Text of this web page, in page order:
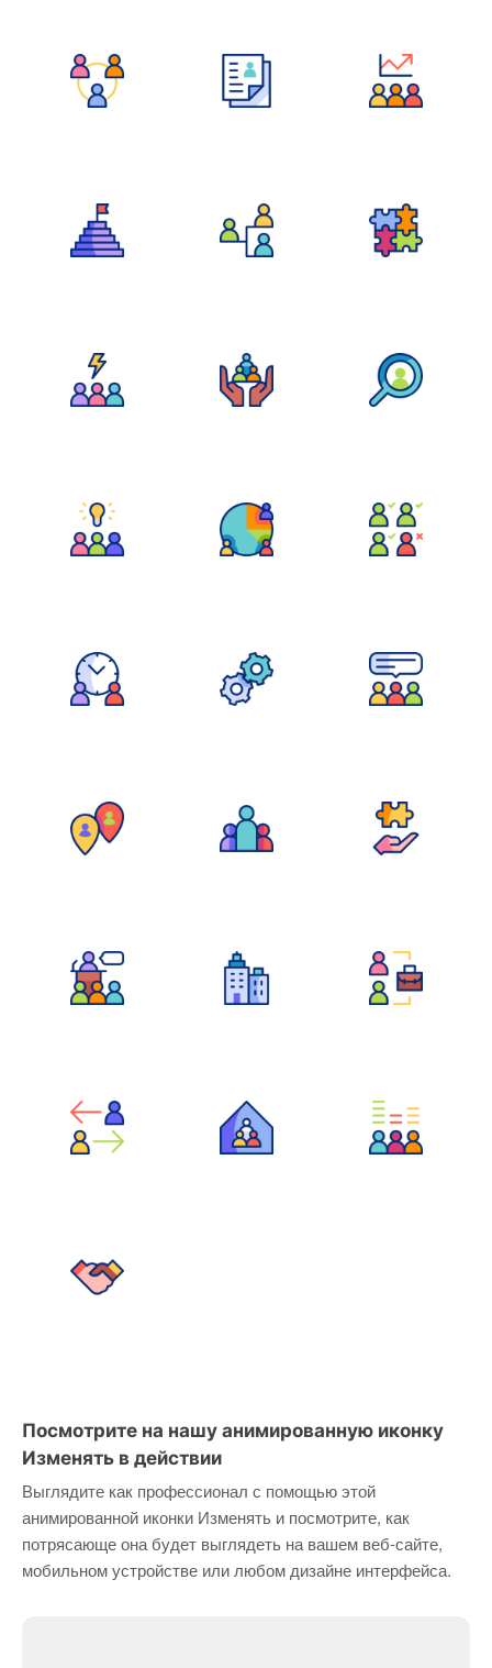
Посмотрите на нашу анимированную иконку
Изменять в действии
Выглядите как профессионал с помощью этой
анимированной иконки Изменять и посмотрите, как
потрясающе она будет выглядеть на вашем веб-сайте,
мобильном устройстве или любом дизайне интерфейса.